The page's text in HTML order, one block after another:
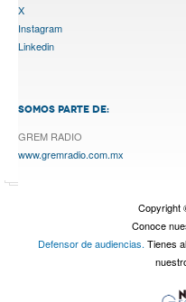
X
Instagram
Linkedin
SOMOS PARTE DE:
GREM RADIO
www.gremradio.com.mx
Copyright
Conoce
Defensor de audiencias. Tienes